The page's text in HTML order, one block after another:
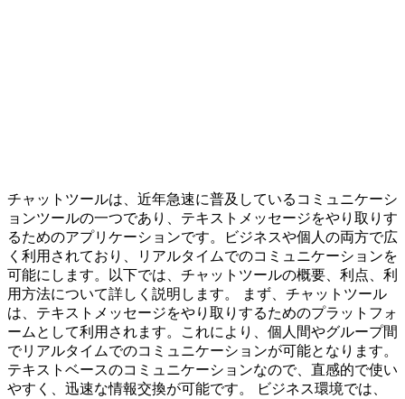
チャットツールは、近年急速に普及しているコミュニケーシ
ョンツールの一つであり、テキストメッセージをやり取りす
るためのアプリケーションです。ビジネスや個人の両方で広
く利用されており、リアルタイムでのコミュニケーションを
可能にします。以下では、チャットツールの概要、利点、利
用方法について詳しく説明します。 まず、チャットツール
は、テキストメッセージをやり取りするためのプラットフォ
ームとして利用されます。これにより、個人間やグループ間
でリアルタイムでのコミュニケーションが可能となります。
テキストベースのコミュニケーションなので、直感的で使い
やすく、迅速な情報交換が可能です。 ビジネス環境では、